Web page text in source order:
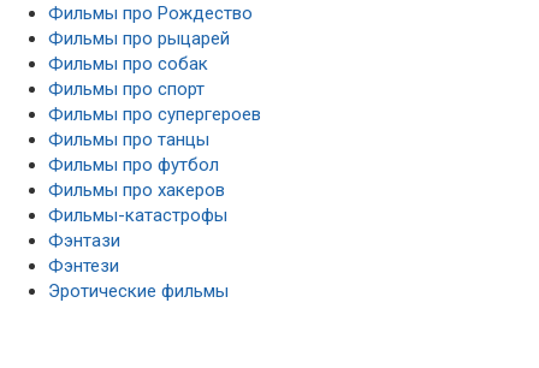
Фильмы про Рождество
Фильмы про рыцарей
Фильмы про собак
Фильмы про спорт
Фильмы про супергероев
Фильмы про танцы
Фильмы про футбол
Фильмы про хакеров
Фильмы-катастрофы
Фэнтази
Фэнтези
Эротические фильмы